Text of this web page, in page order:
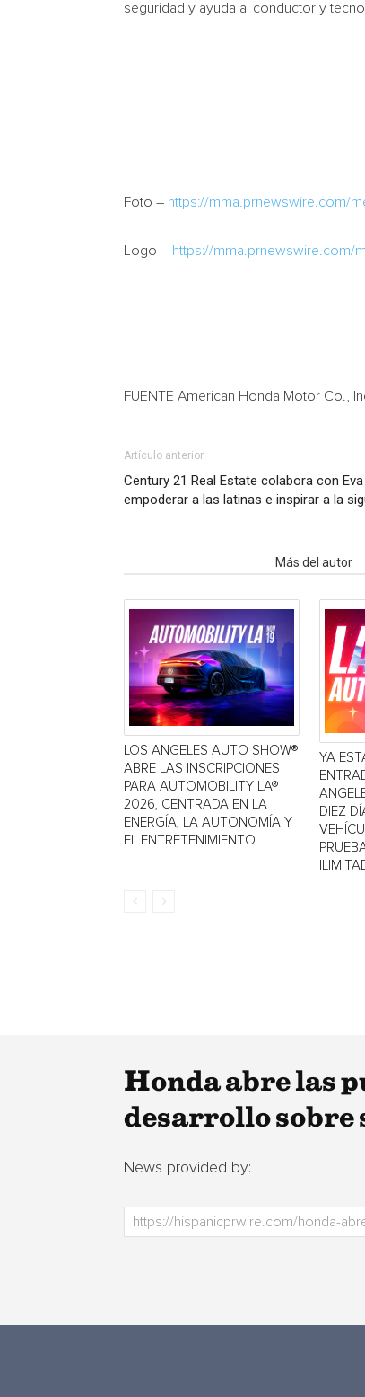
seguridad y ayuda al conductor y
Foto – https://mma.prnewswire.com/
Logo – https://mma.prnewswire.com/
FUENTE American Honda Motor Co.,
Artículo anterior
Century 21 Real Estate colabora con
empoderar a las latinas e inspirar a la
Más del autor
LOS ANGELES AUTO SHOW®
ABRE LAS INSCRIPCIONES
PARA AUTOMOBILITY LA®
2026, CENTRADA EN LA
ENERGÍA, LA AUTONOMÍA Y
EL ENTRETENIMIENTO
YA
DIEZ
Honda abre las
desarrollo sobre
News provided by: